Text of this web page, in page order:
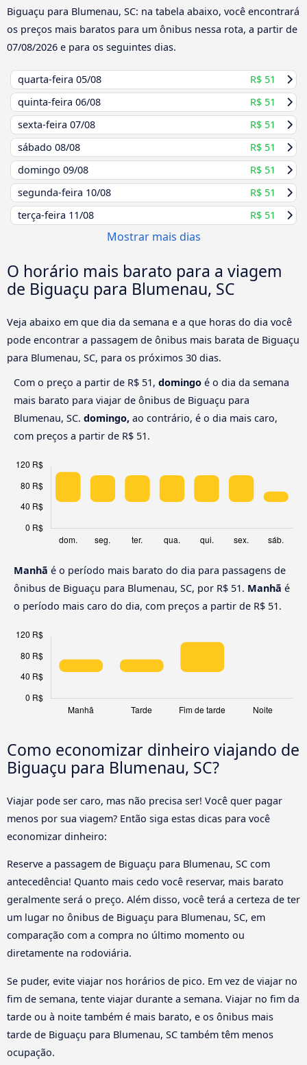
Biguaçu para Blumenau, SC: na tabela abaixo, você encontrará
os preços mais baratos para um ônibus nessa rota, a partir de
07/08/2026 e para os seguintes dias.
quarta-feira 05/08
R$ 51
quinta-feira 06/08
R$ 51
sexta-feira 07/08
R$ 51
sábado 08/08
R$ 51
domingo 09/08
R$ 51
segunda-feira 10/08
R$ 51
terça-feira 11/08 R$ 51
Mostrar mais dias
O horário mais barato para a viagem
de Biguaçu para Blumenau, SC
Veja abaixo em que dia da semana e a que horas do dia você
pode encontrar a passagem de ônibus mais barata de Biguaçu
para Blumenau, SC, para os próximos 30 dias.
Com o preço a partir de R$ 51, domingo é o dia da semana
mais barato para viajar de ônibus de Biguaçu para
Blumenau, SC. domingo, ao contrário, é o dia mais caro,
com preços a partir de R$ 51.
Manhã é o período mais barato do dia para passagens de
ônibus de Biguaçu para Blumenau, SC, por R$ 51. Manhã é
o período mais caro do dia, com preços a partir de R$ 51.
Como economizar dinheiro viajando de
Biguaçu para Blumenau, SC?
Viajar pode ser caro, mas não precisa ser! Você quer pagar
menos por sua viagem? Então siga estas dicas para você
economizar dinheiro:
Reserve a passagem de Biguaçu para Blumenau, SC com
antecedência! Quanto mais cedo você reservar, mais barato
geralmente será o preço. Além disso, você terá a certeza de ter
um lugar no ônibus de Biguaçu para Blumenau, SC, em
comparação com a compra no último momento ou
diretamente na rodoviária.
Se puder, evite viajar nos horários de pico. Em vez de viajar no
fim de semana, tente viajar durante a semana. Viajar no fim da
tarde ou à noite também é mais barato, e os ônibus mais
tarde de Biguaçu para Blumenau, SC também têm menos
ocupação.